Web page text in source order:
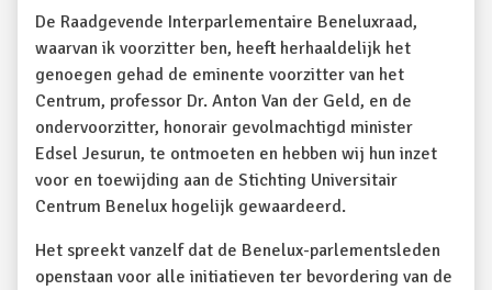
De Raadgevende Interparlementaire Beneluxraad,
waarvan ik voorzitter ben, heeft herhaaldelijk het
genoegen gehad de eminente voorzitter van het
Centrum, professor Dr. Anton Van der Geld, en de
ondervoorzitter, honorair gevolmachtigd minister
Edsel Jesurun, te ontmoeten en hebben wij hun inzet
voor en toewijding aan de Stichting Universitair
Centrum Benelux hogelijk gewaardeerd.
Het spreekt vanzelf dat de Benelux-parlementsleden
openstaan voor alle initiatieven ter bevordering van de